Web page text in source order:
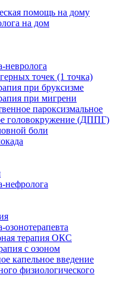
помощь на дому
на дом
невролога
точек (1 точка)
при бруксизме
при мигрени
пароксизмальное
головокружение (ДППГ)
боли
нефролога
терапия ОКС
с озоном
капельное введение
физиологического